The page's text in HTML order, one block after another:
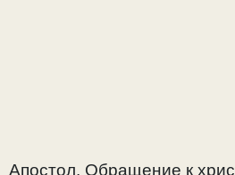
Апостол. Обращение к